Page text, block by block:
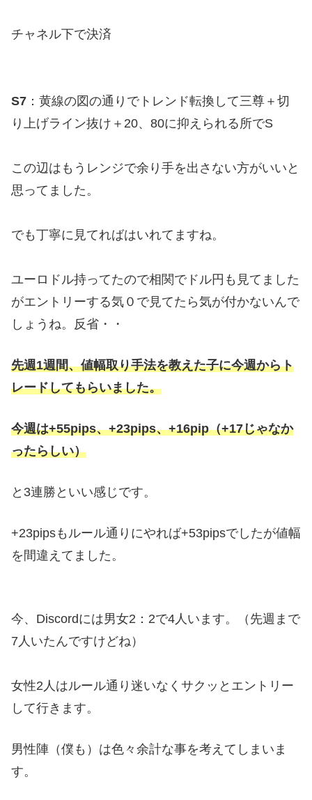
チャネル下で決済
S7 ：黄線の図の通りでトレンド転換して三尊＋切
り上げライン抜け＋20、80に抑えられる所でS
この辺はもうレンジで余り手を出さない方がいいと
思ってました。
でも丁寧に見てればはいれてますね。
ユーロドル持ってたので相関でドル円も見てました
がエントリーする気０で見てたら気が付かないんで
しょうね。反省・・
先週1週間、値幅取り手法を教えた子に今週からト
レードしてもらいました。
今週は+55pips、+23pips、+16pip（+17じゃなか
ったらしい）
と3連勝といい感じです。
+23pipsもルール通りにやれば+53pipsでしたが値幅
を間違えてました。
今、Discordには男女2：2で4人います。（先週まで
7人いたんですけどね）
女性2人はルール通り迷いなくサクッとエントリー
して行きます。
男性陣（僕も）は色々余計な事を考えてしまいま
す。